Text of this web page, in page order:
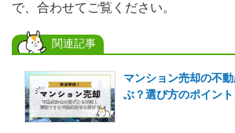
で、合わせてご覧ください。
関連記事
マンション売却の不
ぶ？選び方のポイン